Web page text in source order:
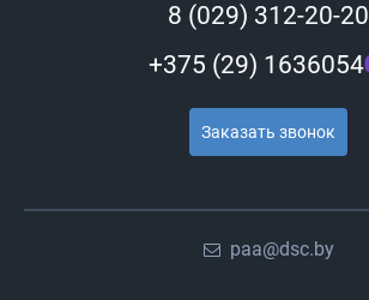
8 (029) 312-20-20
+375 (29) 1636054
Заказать звонок
paa@dsc.by